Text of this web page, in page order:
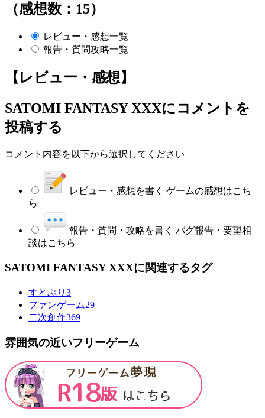
（感想数：15）
レビュー・感想一覧
報告・質問攻略一覧
【レビュー・感想】
SATOMI FANTASY XXXにコメントを
投稿する
コメント内容を以下から選択してください
レビュー・感想を書く ゲームの感想はこち
ら
報告・質問・攻略を書く バグ報告・要望相
談はこちら
SATOMI FANTASY XXXに関連するタグ
すとぷり 3
ファンゲーム29
二次創作369
雰囲気の近いフリーゲーム